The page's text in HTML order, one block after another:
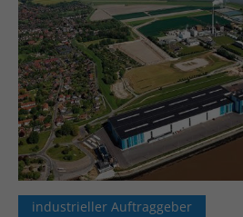
San Francisco, CA 94102
Have any questions?
+44 1234 567 890
Drop us a line
info@yourdomain.com
Social Media
industrieller Auftraggeber